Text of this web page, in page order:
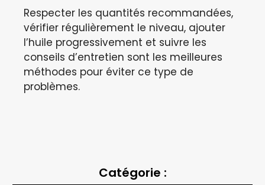
Respecter les quantités recommandées,
vérifier régulièrement le niveau, ajouter
l’huile progressivement et suivre les
conseils d’entretien sont les meilleures
méthodes pour éviter ce type de
problèmes.
Catégorie :